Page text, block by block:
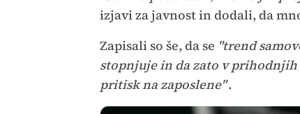
izjavi za javnost in dodali, da
Zapisali so še, da se "trend
stopnjuje in da zato v
pritisk na zaposlene".